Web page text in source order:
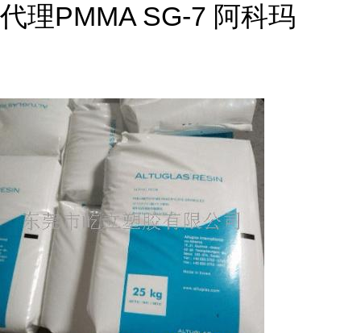
代理PMMA SG-7 阿科玛